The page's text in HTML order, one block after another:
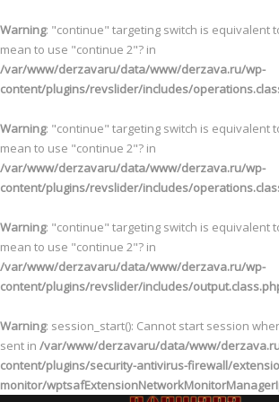
Warning: "continue" targeting switch is equivalent
mean to use "continue 2"? in
/var/www/derzavaru/data/www/derzava.ru/wp-
content/plugins/revslider/includes/
Warning: "continue" targeting switch is equivalent
mean to use "continue 2"? in
/var/www/derzavaru/data/www/derzava.ru/wp-
content/plugins/revslider/includes/
Warning: "continue" targeting switch is equivalent
mean to use "continue 2"? in
/var/www/derzavaru/data/www/derzava.ru/wp-
content/plugins/revslider/includes/
Warning: session_start(): Cannot start session
sent in /var/www/derzavaru/data/www/
content/plugins/security-antivirus-firewall/
monitor/